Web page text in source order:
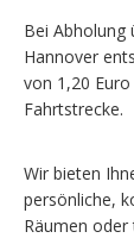
Bei Abholung
Hannover
von 1,20
Fahrtstrecke.
Wir bieten
persönliche,
Räumen